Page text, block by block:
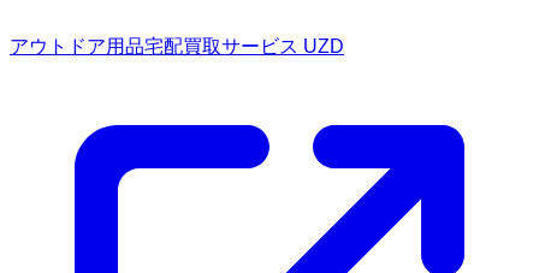
アウトドア用品宅配買取サービス UZD